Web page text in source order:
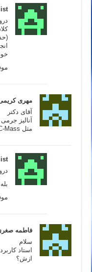
مهری
آقای دکتر
مثل LC-Mass و GC-Mass رو هم آموزش میدین؟
فاطمه
سلام
استاد
ازش؟